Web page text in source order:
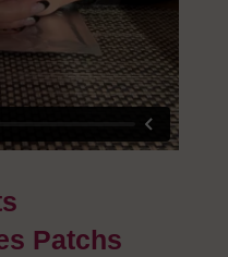
Patchs